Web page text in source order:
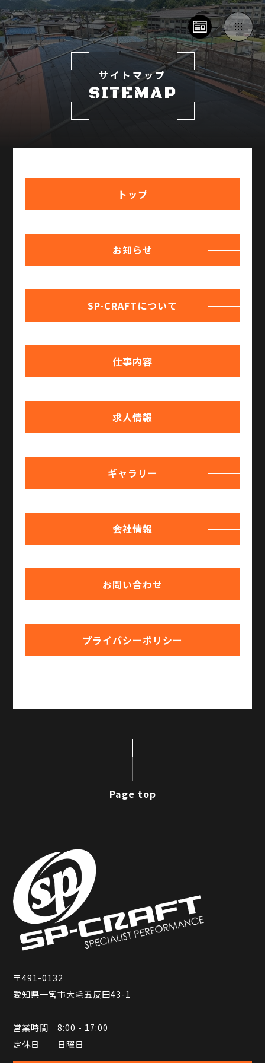
サイトマップ
SITEMAP
トップ
お知らせ
SP-CRAFTについて
仕事内容
求人情報
ギャラリー
会社情報
お問い合わせ
プライバシーポリシー
Page top
〒491-0132
愛知県一宮市大毛五反田43-1
営業時間｜8:00 - 17:00
定休日 ｜日曜日